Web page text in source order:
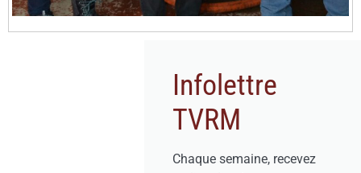
Infolettre
TVRM
Chaque semaine, recevez